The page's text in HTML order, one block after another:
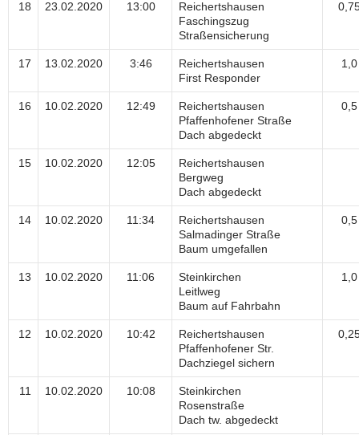
18 23.02.2020 13:00
Reichertshausen
Faschingszug
Straßensicherung
17 13.02.2020 3:46
Reichertshausen
First Responder
1,0
16 10.02.2020 12:49
Reichertshausen
Pfaffenhofener Straße
Dach abgedeckt
0,5
15 10.02.2020 12:05
Reichertshausen
Bergweg
Dach abgedeckt
14 10.02.2020 11:34
Reichertshausen
Salmadinger Straße
Baum umgefallen
0,5
13 10.02.2020 11:06
Steinkirchen
Leitlweg
Baum auf Fahrbahn
1,0
12 10.02.2020 10:42
Reichertshausen
Pfaffenhofener Str.
Dachziegel sichern
11 10.02.2020 10:08
Steinkirchen
Rosenstraße
Dach tw. abgedeckt